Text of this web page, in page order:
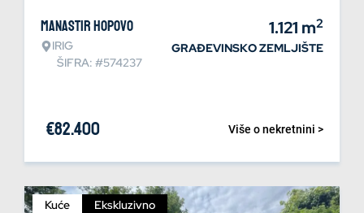
Manastir Hopovo
IRIG
ŠIFRA: #574237
1.121 m2
GRAĐEVINSKO ZEMLJIŠTE
Više o nekretnini >
€82.400
Kuće Ekskluzivno